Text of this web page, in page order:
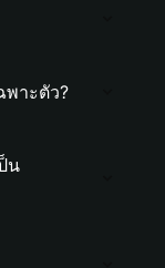
พาะตัว?
น